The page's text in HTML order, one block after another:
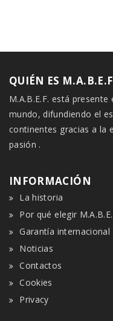
QUIÉN ES
M.A.B.E.F. está
mundo, difundiendo el
continentes gracias a la
pasión .
INFORMACIÓN
La historia
Por qué elegir
Garantía internacional
Noticias
Contactos
Cookies
Privacy